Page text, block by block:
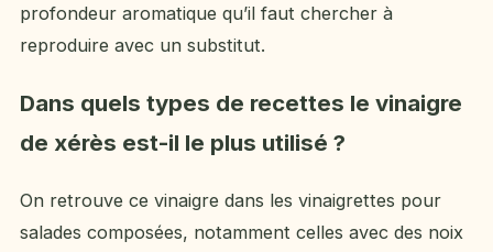
profondeur aromatique qu’il faut chercher à
reproduire avec un substitut.
Dans quels types de recettes le vinaigre
de xérès est-il le plus utilisé ?
On retrouve ce vinaigre dans les vinaigrettes pour
salades composées, notamment celles avec des noix